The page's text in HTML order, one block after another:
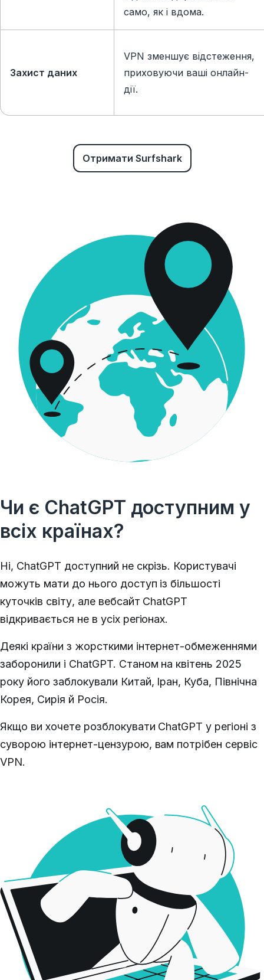
само, як і вдома.
Захист даних
VPN зменшує відстеження,
приховуючи ваші онлайн-
дії.
Отримати Surfshark
Чи є ChatGPT доступним у
всіх країнах?
Ні, ChatGPT доступний не скрізь. Користувачі
можуть мати до нього доступ із більшості
куточків світу, але вебсайт ChatGPT
відкривається не в усіх регіонах.
Деякі країни з жорсткими інтернет-обмеженнями
заборонили і ChatGPT. Станом на квітень 2025
року його заблокували Китай, Іран, Куба, Північна
Корея, Сирія й Росія.
Якщо ви хочете розблокувати ChatGPT у регіоні з
суворою інтернет-цензурою, вам потрібен сервіс
VPN.